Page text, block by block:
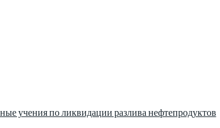
учения по ликвидации разлива нефтепродуктов